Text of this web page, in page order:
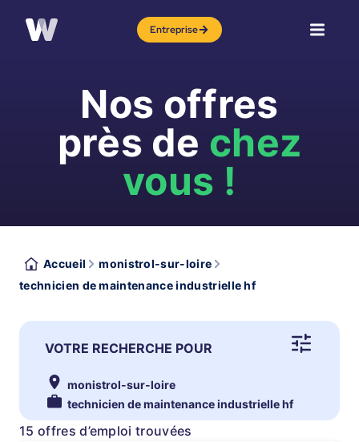
Entreprise
Nos offres
près de chez
vous !
Accueil
monistrol-sur-loire
technicien de maintenance industrielle hf
VOTRE RECHERCHE POUR
monistrol-sur-loire
technicien de maintenance industrielle hf
15 offres d’emploi trouvées